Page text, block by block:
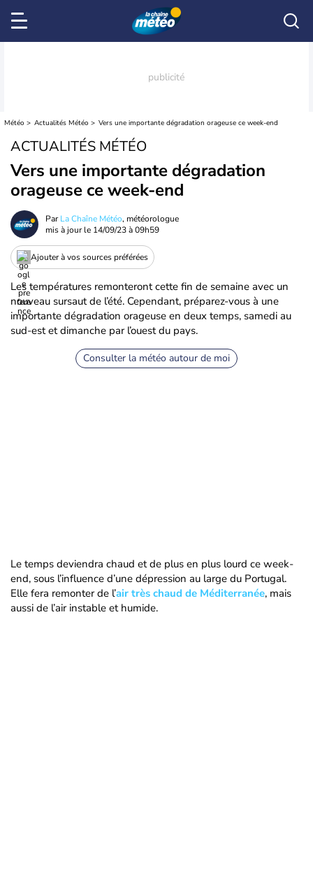
Météo Actualités Météo Vers une importante dégradation orageuse ce week-end
ACTUALITÉS MÉTÉO
Vers une importante dégradation
orageuse ce week-end
ParLa Chaîne Météo, météorologue
mis à jour le 14/09/23 à 09h59
Ajouter à vos sources préférées
Les températures remonteront cette fin de semaine avec un
nouveau sursaut de l’été. Cependant, préparez-vous à une
importante dégradation orageuse en deux temps, samedi au
sud-est et dimanche par l’ouest du pays.
Consulter la météo autour de moi
Le temps deviendra chaud et de plus en plus lourd ce week-
end, sous l’influence d’une dépression au large du Portugal.
Elle fera remonter de l’air très chaud de Méditerranée, mais
aussi de l’air instable et humide.